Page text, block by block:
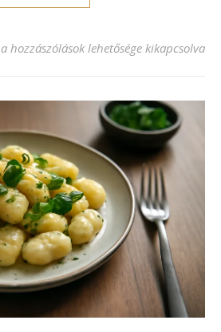
Gyors kalács recept, amit imádni fogsz!
a hozzászólások lehetősége kikapcsolva